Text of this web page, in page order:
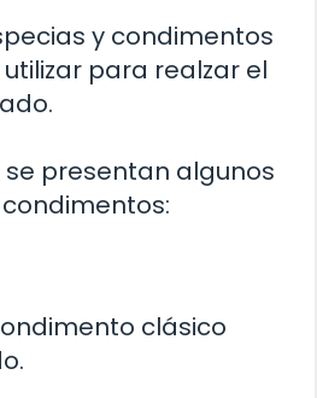
y condimentos
para realzar el
se presentan algunos
clásico